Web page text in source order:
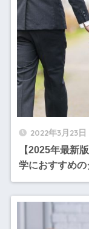
2022年3月23日
【2025年最新
学におすすめの